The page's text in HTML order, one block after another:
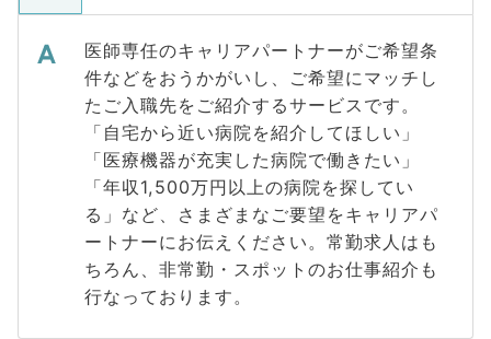
医師専任のキャリアパートナーがご希望条
件などをおうかがいし、ご希望にマッチし
たご入職先をご紹介するサービスです。
「自宅から近い病院を紹介してほしい」
「医療機器が充実した病院で働きたい」
「年収1,500万円以上の病院を探してい
る」など、さまざまなご要望をキャリアパ
ートナーにお伝えください。常勤求人はも
ちろん、非常勤・スポットのお仕事紹介も
行なっております。